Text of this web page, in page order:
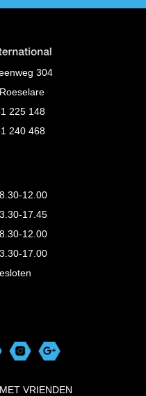
304
225 148
240 468
12.00
17.45
12.00
17.00
VRIENDEN